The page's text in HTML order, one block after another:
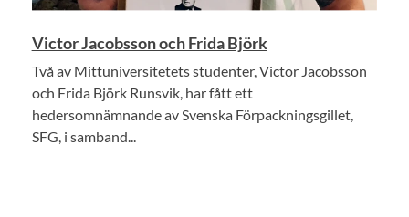
Victor Jacobsson och Frida Björk
Två av Mittuniversitetets studenter, Victor Jacobsson
och Frida Björk Runsvik, har fått ett
hedersomnämnande av Svenska Förpackningsgillet,
SFG, i samband...